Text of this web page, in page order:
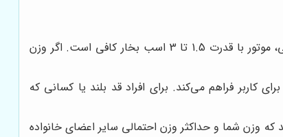
قدرت موتور تردمیل، تعیین‌کننده توانایی آن در تحمل وزن کاربر و ارائه سرعت‌های بالاتر است. برای استفاده‌های خانگی، موتور با قدرت 1.5 تا 3 اسب بخار کافی است. اگر وزن
کاربر فراهم می‌کند. برای افراد قد بلند یا کسانی که
وزن شما و حداکثر وزن احتمالی سایر اعضای خانواده